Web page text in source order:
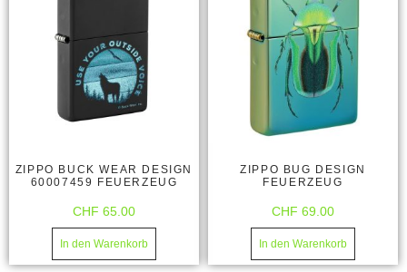
ZIPPO BUCK WEAR DESIGN
60007459 FEUERZEUG
CHF 65.00
In den Warenkorb
ZIPPO BUG DESIGN
FEUERZEUG
CHF 69.00
In den Warenkorb